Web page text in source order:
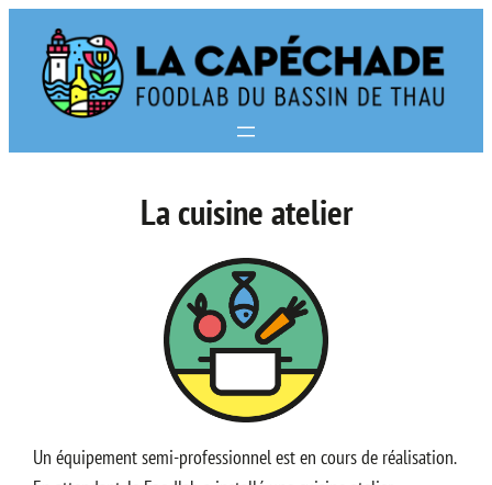
contenu
La cuisine atelier
Un équipement semi-professionnel est en cours de réalisation.